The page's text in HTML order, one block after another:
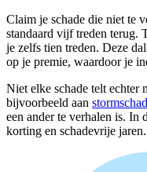
Claim je schade die niet te
standaard vijf treden terug.
je zelfs tien treden. Deze
op je premie, waardoor je
Niet elke schade telt echter
bijvoorbeeld aan
een ander te verhalen is. In
korting en schadevrije jaren.